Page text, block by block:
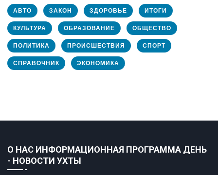
АВТО ЗАКОН ЗДОРОВЬЕ ИТОГИ
КУЛЬТУРА ОБРАЗОВАНИЕ ОБЩЕСТВО
ПОЛИТИКА ПРОИСШЕСТВИЯ СПОРТ
СПРАВОЧНИК ЭКОНОМИКА
О НАС ИНФОРМАЦИОННАЯ ПРОГРАММА ДЕНЬ
- НОВОСТИ УХТЫ